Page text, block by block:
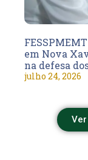
em Nova
na defesa
julho 24, 2026